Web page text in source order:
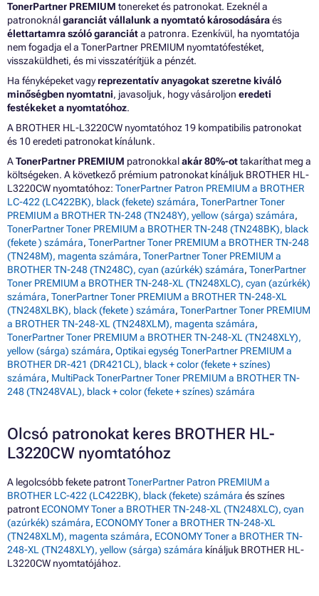
TonerPartner PREMIUM tonereket és patronokat. Ezeknél a
patronoknálgaranciát vállalunk a nyomtató károsodásáraés
élettartamra szóló garanciáta patronra. Ezenkívül, ha nyomtatója
nem fogadja el a TonerPartner PREMIUM nyomtatófestéket,
visszaküldheti, és mi visszatérítjük a pénzét.
Ha fényképeket vagyreprezentatív anyagokat szeretne kiváló
minőségben nyomtatni, javasoljuk, hogy vásároljon eredeti
festékeket a nyomtatóhoz.
A BROTHER HL-L3220CW nyomtatóhoz 19 kompatibilis patronokat
és 10 eredeti patronokat kínálunk.
ATonerPartner PREMIUM patronokkalakár 80%-ottakaríthat meg a
költségeken. A következő prémium patronokat kínáljuk BROTHER HL-
L3220CW nyomtatóhoz: TonerPartner Patron PREMIUM a BROTHER
LC-422 (LC422BK), black (fekete) számára, TonerPartner Toner
PREMIUM a BROTHER TN-248 (TN248Y), yellow (sárga) számára,
TonerPartner Toner PREMIUM a BROTHER TN-248 (TN248BK), black
(fekete ) számára, TonerPartner Toner PREMIUM a BROTHER TN-248
(TN248M), magenta számára, TonerPartner Toner PREMIUM a
BROTHER TN-248 (TN248C), cyan (azúrkék) számára, TonerPartner
Toner PREMIUM a BROTHER TN-248-XL (TN248XLC), cyan (azúrkék)
számára, TonerPartner Toner PREMIUM a BROTHER TN-248-XL
(TN248XLBK), black (fekete ) számára, TonerPartner Toner PREMIUM
a BROTHER TN-248-XL (TN248XLM), magenta számára,
TonerPartner Toner PREMIUM a BROTHER TN-248-XL (TN248XLY),
yellow (sárga) számára, Optikai egység TonerPartner PREMIUM a
BROTHER DR-421 (DR421CL), black + color (fekete + színes)
számára, MultiPack TonerPartner Toner PREMIUM a BROTHER TN-
248 (TN248VAL), black + color (fekete + színes) számára
Olcsó patronokat keres BROTHER HL-
L3220CW nyomtatóhoz
A legolcsóbb fekete patrontTonerPartner Patron PREMIUM a
BROTHER LC-422 (LC422BK), black (fekete) számára és színes
patrontECONOMY Toner a BROTHER TN-248-XL (TN248XLC), cyan
(azúrkék) számára, ECONOMY Toner a BROTHER TN-248-XL
(TN248XLM), magenta számára, ECONOMY Toner a BROTHER TN-
248-XL (TN248XLY), yellow (sárga) számára kínáljuk BROTHER HL-
L3220CW nyomtatójához.